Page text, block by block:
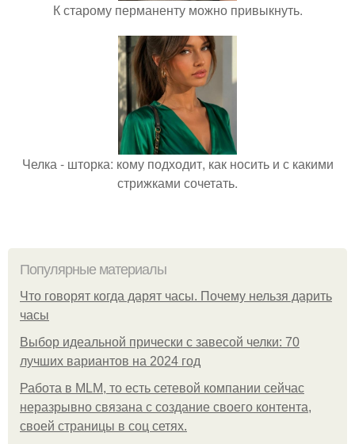
К старому перманенту можно привыкнуть.
Челка - шторка: кому подходит, как носить и с какими
стрижками сочетать.
Популярные материалы
Что говорят когда дарят часы. Почему нельзя дарить
часы
Выбор идеальной прически с завесой челки: 70
лучших вариантов на 2024 год
Работа в MLM, то есть сетевой компании сейчас
неразрывно связана с создание своего контента,
своей страницы в соц сетях.